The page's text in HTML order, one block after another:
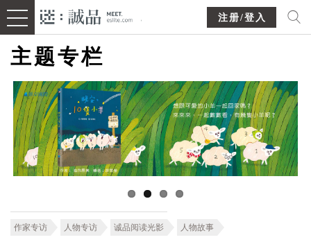
注册/登入
主题专栏
作家专访 人物专访 诚品阅读光影 人物故事